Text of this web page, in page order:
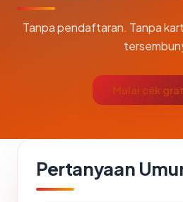
Tanpa pendaftaran. Tanpa
Mulai cek
Pertanyaan